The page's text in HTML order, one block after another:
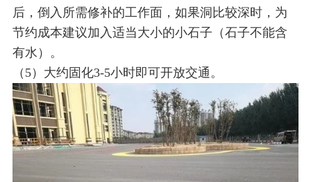
后，倒入所需修补的工作面，如果洞比较深时，为
节约成本建议加入适当大小的小石子（石子不能含
有水）。
（5）大约固化3-5小时即可开放交通。